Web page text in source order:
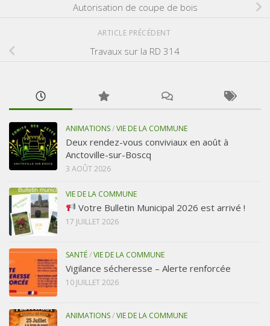
Autorisation de coupe de bois
ARTICLE PRÉCÉDENT
Travaux sur la RD 314
ANIMATIONS/VIE DE LA COMMUNE
Deux rendez-vous conviviaux en août à
Anctoville-sur-Boscq
3 AOÛT 2026
VIE DE LA COMMUNE
Votre Bulletin Municipal 2026 est arrivé !
17 JUILLET 2026
SANTÉ/VIE DE LA COMMUNE
Vigilance sécheresse – Alerte renforcée
10 JUILLET 2026
ANIMATIONS/VIE DE LA COMMUNE